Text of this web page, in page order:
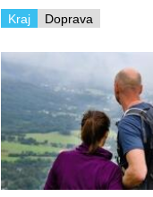
Doprava
Kraj